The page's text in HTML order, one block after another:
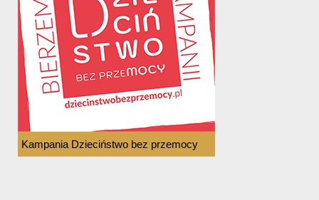
Kampania Dzieciństwo bez przemocy